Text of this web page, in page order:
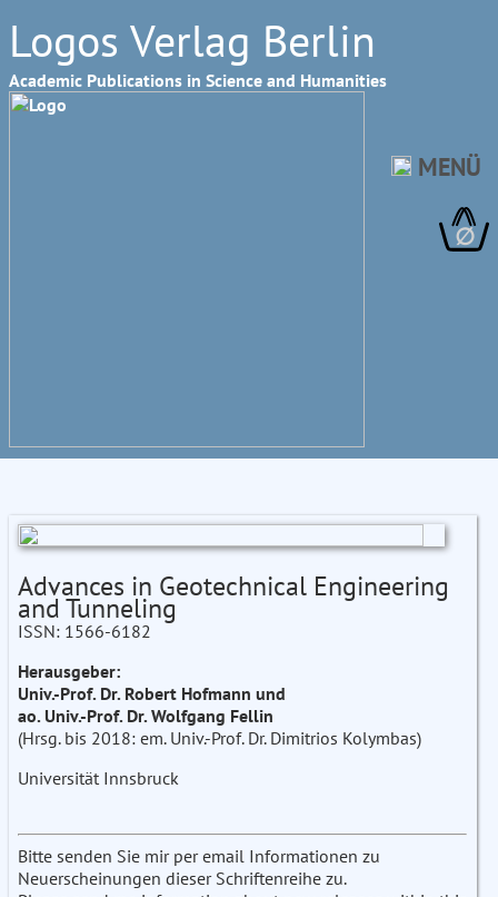
Logos Verlag Berlin
Academic Publications in Science and Humanities
∅
MENÜ
Advances in Geotechnical Engineering
and Tunneling
ISSN: 1566-6182
Herausgeber:
Univ.-Prof. Dr. Robert Hofmann und
ao. Univ.-Prof. Dr. Wolfgang Fellin
(Hrsg. bis 2018: em. Univ.-Prof. Dr. Dimitrios Kolymbas)
Universität Innsbruck
Bitte senden Sie mir per email Informationen zu
Neuerscheinungen dieser Schriftenreihe zu.